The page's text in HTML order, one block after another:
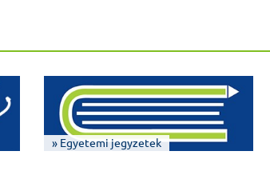
» Egyetemi jegyzetek